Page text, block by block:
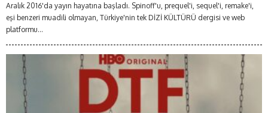
Aralık 2016'da yayın hayatına başladı. Spinoff'u, prequel'i, sequel'i, remake'i,
eşi benzeri muadili olmayan, Türkiye'nin tek DİZİ KÜLTÜRÜ dergisi ve web
platformu...